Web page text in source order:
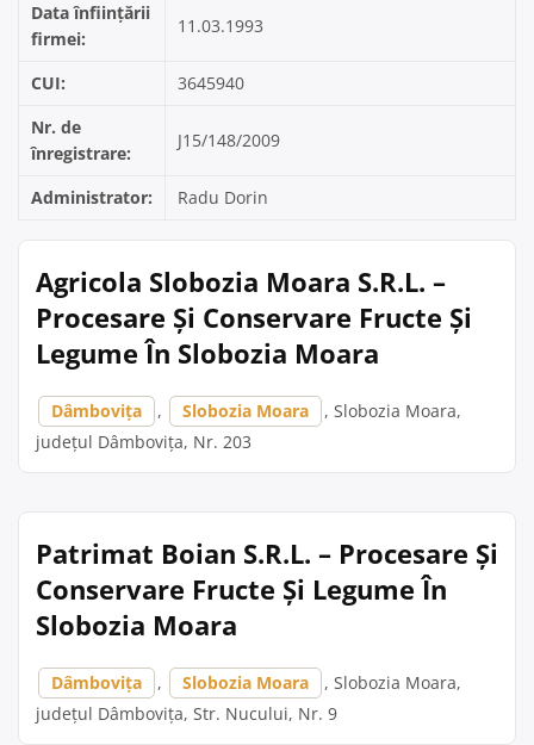
Data înființării
firmei:
11.03.1993
CUI:
3645940
Nr. de
înregistrare:
J15/148/2009
Administrator: Radu Dorin
Agricola Slobozia Moara S.R.L. –
Procesare Și Conservare Fructe Și
Legume În Slobozia Moara
Dâmbovița , Slobozia Moara
, Slobozia Moara,
județul Dâmbovița, Nr. 203
Patrimat Boian S.R.L. – Procesare Și
Conservare Fructe Și Legume În
Slobozia Moara
Dâmbovița , Slobozia Moara
, Slobozia Moara,
județul Dâmbovița, Str. Nucului, Nr. 9